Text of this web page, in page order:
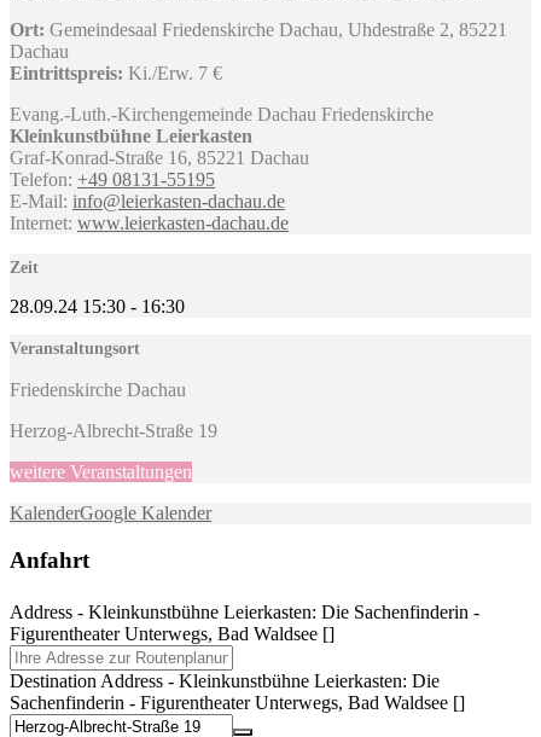
Ort: Gemeindesaal Friedenskirche Dachau, Uhdestraße 2, 85221
Dachau
Eintrittspreis: Ki./Erw. 7 €
Evang.-Luth.-Kirchengemeinde Dachau Friedenskirche
Kleinkunstbühne Leierkasten
Graf-Konrad-Straße 16, 85221 Dachau
Telefon: +49 08131-55195
E-Mail: info@leierkasten-dachau.de
Internet: www.leierkasten-dachau.de
Zeit
28.09.24 15:30 - 16:30
Veranstaltungsort
Friedenskirche Dachau
Herzog-Albrecht-Straße 19
weitere Veranstaltungen
KalenderGoogle Kalender
Anfahrt
Address - Kleinkunstbühne Leierkasten: Die Sachenfinderin -
Figurentheater Unterwegs, Bad Waldsee []
Destination Address - Kleinkunstbühne Leierkasten: Die
Sachenfinderin - Figurentheater Unterwegs, Bad Waldsee []